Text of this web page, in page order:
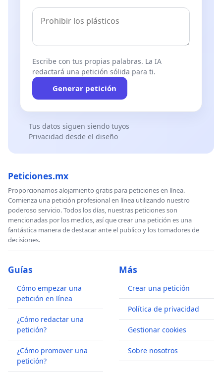
Escribe con tus propias palabras. La IA
redactará una petición sólida para ti.
Generar petición
Tus datos siguen siendo tuyos
Privacidad desde el diseño
Peticiones.mx
Proporcionamos alojamiento gratis para peticiones en línea.
Comienza una petición profesional en línea utilizando nuestro
poderoso servicio. Todos los días, nuestras peticiones son
mencionadas por los medios, así que crear una petición es una
fantástica manera de destacar ante el publico y los tomadores de
decisiones.
Guías
Cómo empezar una
petición en línea
¿Cómo redactar una
petición?
¿Cómo promover una
petición?
Más
Crear una petición
Política de privacidad
Gestionar cookies
Sobre nosotros